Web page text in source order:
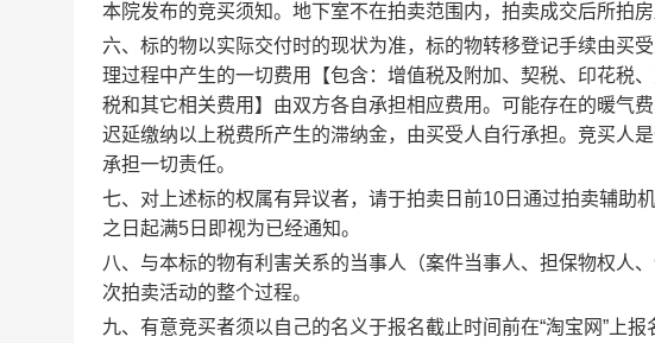
本院发布的竞买须知。地下室不在拍卖范围内，拍卖成交后所拍
六、标的物以实际交付时的现状为准，标的物转移登记手续由买
理过程中产生的一切费用【包含：增值税及附加、契税、印花税
税和其它相关费用】由双方各自承担相应费用。可能存在的暖气
迟延缴纳以上税费所产生的滞纳金，由买受人自行承担。竞买人
承担一切责任。
七、对上述标的权属有异议者，请于拍卖日前10日通过拍卖辅助
之日起满5日即视为已经通知。
八、与本标的物有利害关系的当事人（案件当事人、担保物权人
次拍卖活动的整个过程。
九、有意竞买者须以自己的名义于报名截止时间前在“淘宝网”上